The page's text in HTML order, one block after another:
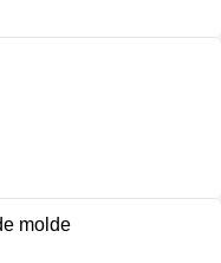
molde